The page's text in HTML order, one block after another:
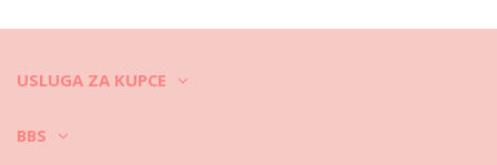
Upute za pranje i njegu
Želite li uživati u vašem novom bikiniju nekoliko sezona? Ako je tako,
ali kako to učiniti da traje nekoliko godina?
USLUGA ZA KUPCE
BBS